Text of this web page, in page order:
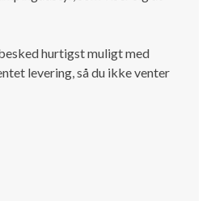
hurtigst muligt med
levering, så du ikke venter